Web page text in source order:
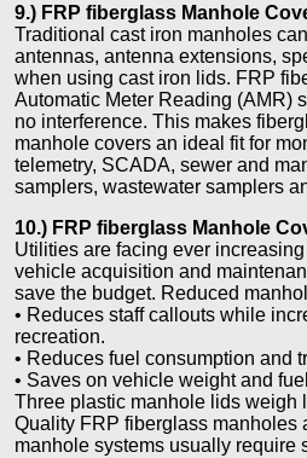
9.) FRP fiberglass Manhole
Traditional cast iron manholes
antennas, antenna extensions,
when using cast iron lids. FRP
Automatic Meter Reading (AMR)
no interference. This makes
manhole covers an ideal fit for
telemetry, SCADA, sewer and
samplers, wastewater samplers
10.) FRP fiberglass Manhole
Utilities are facing ever
vehicle acquisition and
save the budget. Reduced
• Reduces staff callouts while
recreation.
• Reduces fuel consumption and
• Saves on vehicle weight and
Three plastic manhole lids weigh
Quality FRP fiberglass manholes
manhole systems usually require